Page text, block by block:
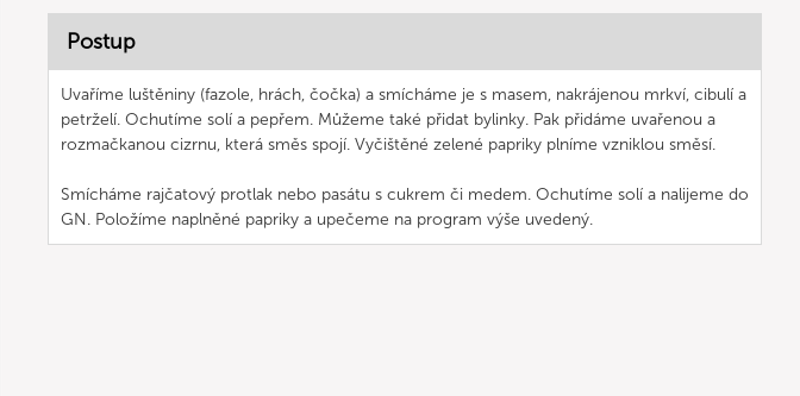
Postup
Uvaříme luštěniny (fazole, hrách, čočka) a smícháme je s masem, nakrájenou mrkví, cibulí a
petrželí. Ochutíme solí a pepřem. Můžeme také přidat bylinky. Pak přidáme uvařenou a
rozmačkanou cizrnu, která směs spojí. Vyčištěné zelené papriky plníme vzniklou směsí.
Smícháme rajčatový protlak nebo pasátu s cukrem či medem. Ochutíme solí a nalijeme do
GN. Položíme naplněné papriky a upečeme na program výše uvedený.